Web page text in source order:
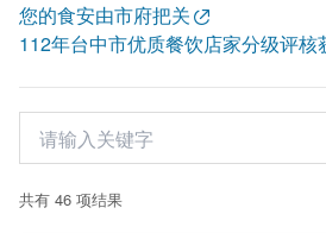
您的食安由市府把关
112年台中市优质餐饮店家分级评核
共有 46 项结果